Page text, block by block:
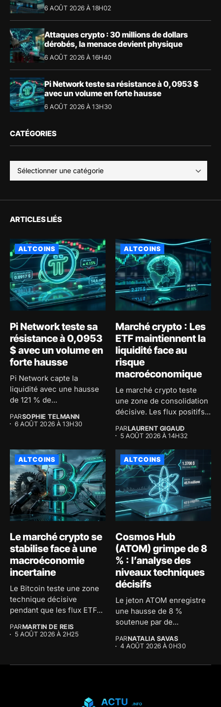
6 AOÛT 2026 À 18H02
Attaques crypto : 30 millions de dollars
dérobés, la menace devient physique
6 AOÛT 2026 À 16H40
Pi Network teste sa résistance à 0,0953 $
avec un volume en forte hausse
6 AOÛT 2026 À 13H30
CATÉGORIES
ARTICLES LIÉS
ALTCOINS
Pi Network teste sa
résistance à 0,0953
$ avec un volume en
forte hausse
Pi Network capte la
liquidité avec une hausse
de 121 % de...
PARSOPHIE TELMANN
6 AOÛT 2026 À 13H30
ALTCOINS
Marché crypto : Les
ETF maintiennent la
liquidité face au
risque
macroéconomique
Le marché crypto teste
une zone de consolidation
décisive. Les flux positifs...
PARLAURENT GIGAUD
5 AOÛT 2026 À 14H32
ALTCOINS
Le marché crypto se
stabilise face à une
macroéconomie
incertaine
Le Bitcoin teste une zone
technique décisive
pendant que les flux ETF...
PARMARTIN DE REIS
5 AOÛT 2026 À 2H25
ALTCOINS
Cosmos Hub
(ATOM) grimpe de 8
% : l’analyse des
niveaux techniques
décisifs
Le jeton ATOM enregistre
une hausse de 8 %
soutenue par de...
PARNATALIA SAVAS
4 AOÛT 2026 À 0H30